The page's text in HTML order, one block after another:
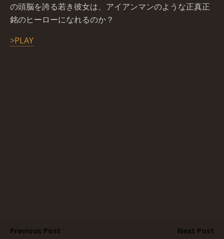
の頭脳を誇る若き彼女は、アイアンマンのような正真正
銘のヒーローになれるのか？
>PLAY
Previous Post
Next Post